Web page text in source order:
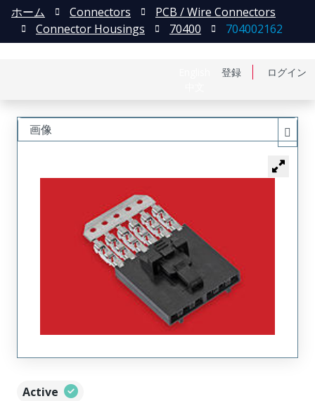
登録 ログイン
ホーム Connectors
PCB / Wire Connectors
Connector Housings
70400 704002162
Active
画像